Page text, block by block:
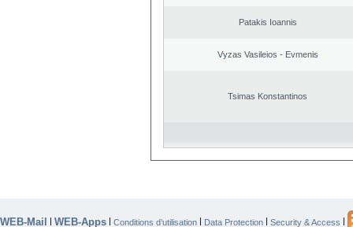
Patakis Ioannis
Vyzas Vasileios - Evmenis
Tsimas Konstantinos
WEB-Mail | WEB-Apps | Conditions d’utilisation | Data Protection | Security & Access |